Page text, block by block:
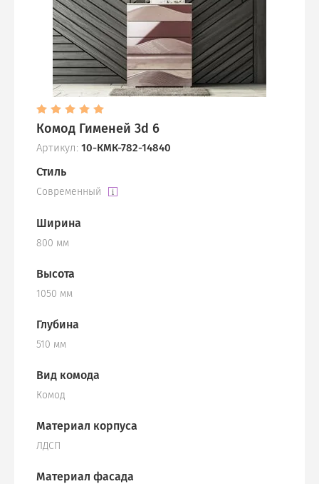
Комод Гименей 3d 6
Артикул: 10-КМК-782-14840
Стиль
Современный
Ширина
800 мм
Высота
1050 мм
Глубина
510 мм
Вид комода
Комод
Материал корпуса
ЛДСП
Материал фасада